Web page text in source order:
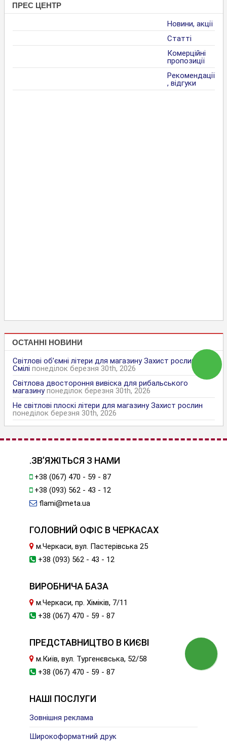
ПРЕС ЦЕНТР
Новини, акції
Статті
Комерційні
пропозиції
Рекомендації
, відгуки
ОСТАННІ НОВИНИ
Світлові об’ємні літери для магазину Захист рослин в
Смілі понеділок березня 30th, 2026
Світлова двостороння вивіска для рибальського
магазину понеділок березня 30th, 2026
Не світлові плоскі літери для магазину Захист рослин
понеділок березня 30th, 2026
.ЗВ’ЯЖІТЬСЯ З НАМИ
+38 (067) 470 - 59 - 87
+38 (093) 562 - 43 - 12
flami@meta.ua
ГОЛОВНИЙ ОФІС В ЧЕРКАСАХ
м.Черкаси, вул. Пастерівська 25
+38 (093) 562 - 43 - 12
ВИРОБНИЧА БАЗА
м.Черкаси, пр. Хіміків, 7/11
+38 (067) 470 - 59 - 87
ПРЕДСТАВНИЦТВО В КИЄВІ
м.Київ, вул. Тургенєвська, 52/58
+38 (067) 470 - 59 - 87
НАШІ ПОСЛУГИ
Зовнішня реклама
Широкоформатний друк